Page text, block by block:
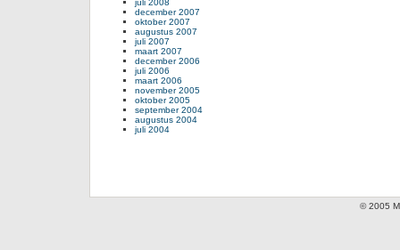
december 2007
oktober 2007
augustus 2007
juli 2007
maart 2007
december 2006
juli 2006
maart 2006
november 2005
oktober 2005
september 2004
augustus 2004
juli 2004
© 2005